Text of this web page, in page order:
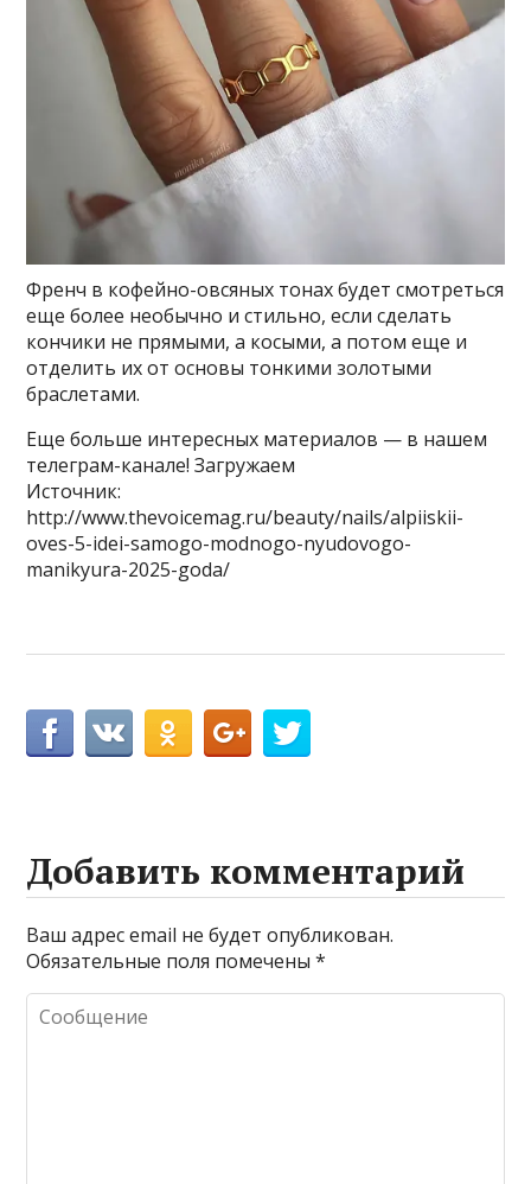
Френч в кофейно-овсяных тонах будет смотреться
еще более необычно и стильно, если сделать
кончики не прямыми, а косыми, а потом еще и
отделить их от основы тонкими золотыми
браслетами.
Еще больше интересных материалов — в нашем
телеграм-канале! Загружаем
Источник:
http://www.thevoicemag.ru/beauty/nails/alpiiskii-
oves-5-idei-samogo-modnogo-nyudovogo-
manikyura-2025-goda/
Добавить комментарий
Ваш адрес email не будет опубликован.
Обязательные поля помечены*